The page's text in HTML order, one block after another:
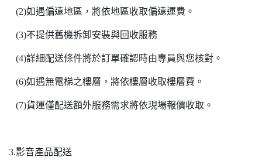
(2)如遇偏遠地區，將依地區收取偏遠運費。
(3)不提供舊機拆卸安裝與回收服務
(4)詳細配送條件將於訂單確認時由專員與您核對。
(6)如遇無電梯之樓層，將依樓層收取樓層費。
(7)貨運僅配送額外服務需求將依現場報價收取。
3.影音產品配送